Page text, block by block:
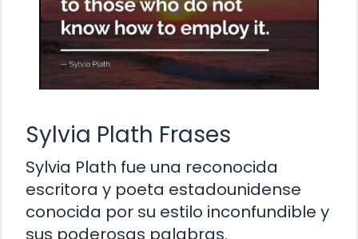
Sylvia Plath Frases
Sylvia Plath fue una reconocida
escritora y poeta estadounidense
conocida por su estilo inconfundible y
sus poderosas palabras.